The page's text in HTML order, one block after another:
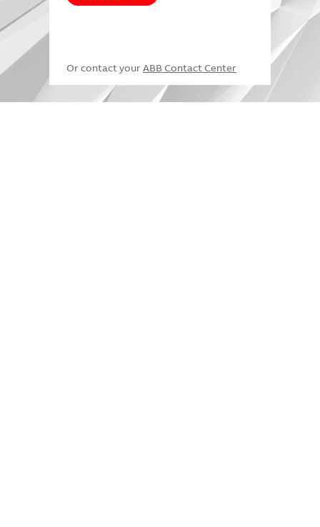
Or contact your ABB Contact Center